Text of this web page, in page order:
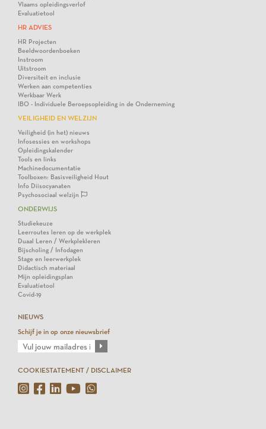
Vlaams opleidingsverlof
Evaluatietool
HR ADVIES
HR Projecten
Beeldwoordenboeken
Instroom
Uitstroom
Diversiteit en inclusie
Werken aan competenties
Werkbaar Werk
IBO - Individuele Beroepsopleiding in de Onderneming
VEILIGHEID EN WELZIJN
Veiligheid (in het) nieuws
Infosessies en workshops
Opleidingskalender
Tools en links
Machinedocumentatie
Toolboxen: Basisveiligheid Hout
Info Diisocyanaten
Psychosociaal welzijn
ONDERWIJS
Studiekeuze
Leerroutes leren op de werkplek
Duaal Leren / Werkplekleren
Bijscholing / Infodagen
Stage en leerwerkplek
Didactisch materiaal
Mijn opleidingsplan
Evaluatietool
Covid-19
NIEUWS
Schijf je in op onze nieuwsbrief
COOKIESTATEMENT / DISCLAIMER